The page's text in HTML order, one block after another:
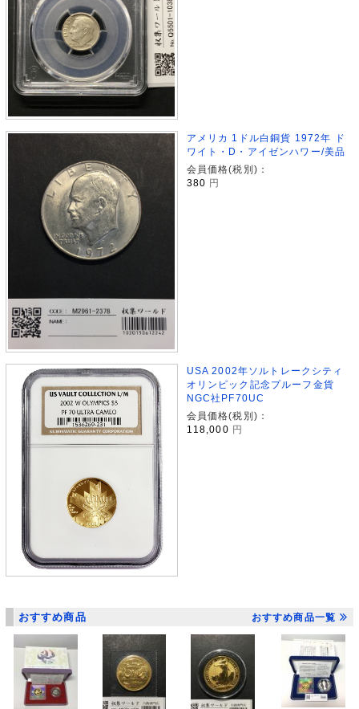
アメリカ 1ドル白銅貨 1972年 ド
ワイト・D・アイゼンハワー/美品
会員価格(税別)：
380 円
USA 2002年ソルトレークシティ
オリンピック記念プルーフ金貨
NGC社PF70UC
会員価格(税別)：
118,000 円
おすすめ商品 おすすめ商品一覧